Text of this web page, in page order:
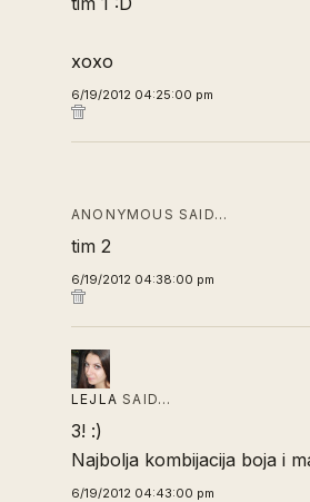
xoxo
6/19/2012 04:25:00 pm
ANONYMOUS SAID…
tim 2
6/19/2012 04:38:00 pm
LEJLA SAID…
3! :)
Najbolja kombijacija boja i
6/19/2012 04:43:00 pm